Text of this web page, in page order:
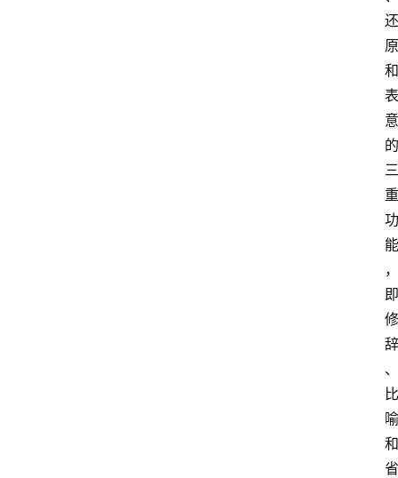
还
原
和
表
意
的
三
重
功
能
，
即
修
辞
、
比
喻
和
省